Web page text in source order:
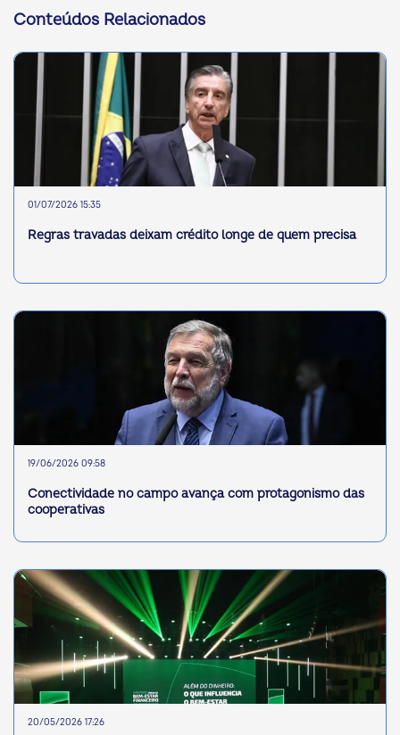
Conteúdos Relacionados
01/07/2026 15:35
Regras travadas deixam crédito longe de quem precisa
19/06/2026 09:58
Conectividade no campo avança com protagonismo das
cooperativas
20/05/2026 17:26